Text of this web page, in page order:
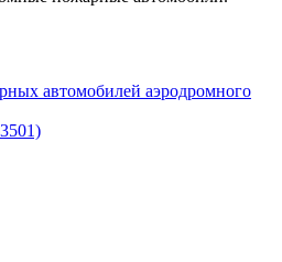
автомобилей аэродромного